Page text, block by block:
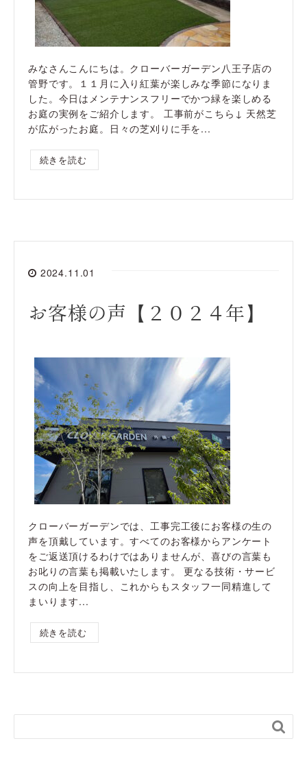
みなさんこんにちは。クローバーガーデン八王子店の
管野です。１１月に入り紅葉が楽しみな季節になりま
した。今日はメンテナンスフリーでかつ緑を楽しめる
お庭の実例をご紹介します。 工事前がこちら↓ 天然芝
が広がったお庭。日々の芝刈りに手を...
続きを読む
2024.11.01
お客様の声【２０２４年】
クローバーガーデンでは、工事完工後にお客様の生の
声を頂戴しています。すべてのお客様からアンケート
をご返送頂けるわけではありませんが、喜びの言葉も
お叱りの言葉も掲載いたします。 更なる技術・サービ
スの向上を目指し、これからもスタッフ一同精進して
まいります...
続きを読む
